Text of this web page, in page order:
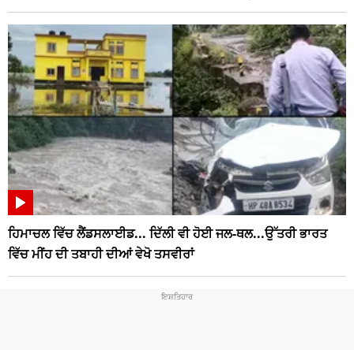
ਹਿਮਾਚਲ ਵਿੱਚ ਲੈਂਡਸਲਾਈਡ... ਦਿੱਲੀ ਵੀ ਹੋਈ ਜਲ-ਥਲ...ਉੱਤਰੀ ਭਾਰਤ
ਵਿੱਚ ਮੀਂਹ ਦੀ ਤਬਾਹੀ ਦੀਆਂ ਵੇਖੋ ਤਸਵੀਰਾਂ